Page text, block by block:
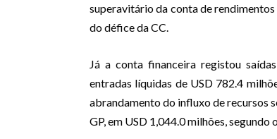
superavitário da conta de
do défice da CC.
Já a conta financeira registou
entradas líquidas de USD 782.4
abrandamento do influxo de recursos
GP, em USD 1,044.0 milhões,